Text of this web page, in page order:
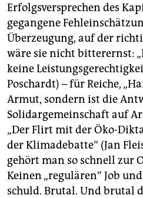
Erfolgsversprechen des
gegangene
Überzeugung, auf der
wäre sie nicht bitterernst:
keine
Poschardt) – für Reiche,
Armut, sondern ist die
Solidargemeinschaft auf
„Der Flirt mit der Öko-
der Klimadebatte“ (Jan
gehört man so schnell zur
Keinen „regulären“ Job
schuld. Brutal. Und brutal